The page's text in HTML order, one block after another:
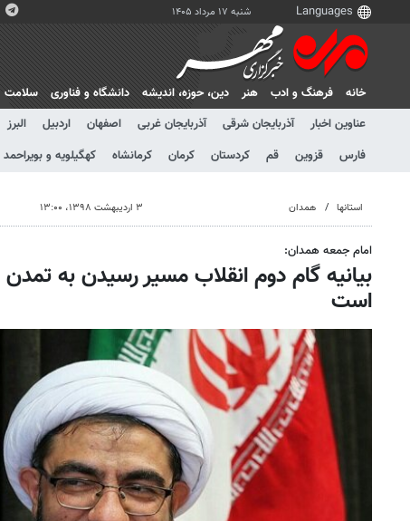
شنبه ۱۷ مرداد ۱۴۰۵
خانه فرهنگ و ادب هنر دين، حوزه، انديشه دانشگاه و فناوری سلامت
عناوین اخبار
آذربایجان شرقی آذربایجان غربی اصفهان اردبیل البرز
فارس
قزوین قم کردستان کرمان کرمانشاه کهگیلویه و بویراحمد
استانها همدان ۳ اردیبهشت ۱۳۹۸، ۱۳:۰۰
امام جمعه همدان:
بیانیه گام دوم انقلاب مسیر رسیدن به
است